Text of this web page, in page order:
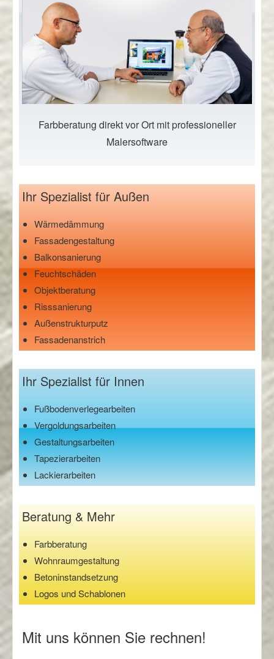
Farbberatung direkt vor Ort mit professioneller
Malersoftware
Ihr Spezialist für Außen
Wärmedämmung
Fassadengestaltung
Balkonsanierung
Feuchtschäden
Objektberatung
Risssanierung
Außenstrukturputz
Fassadenanstrich
Ihr Spezialist für Innen
Fußbodenverlegearbeiten
Vergoldungsarbeiten
Gestaltungsarbeiten
Tapezierarbeiten
Lackierarbeiten
Beratung & Mehr
Farbberatung
Wohnraumgestaltung
Betoninstandsetzung
Logos und Schablonen
Mit uns können Sie rechnen!